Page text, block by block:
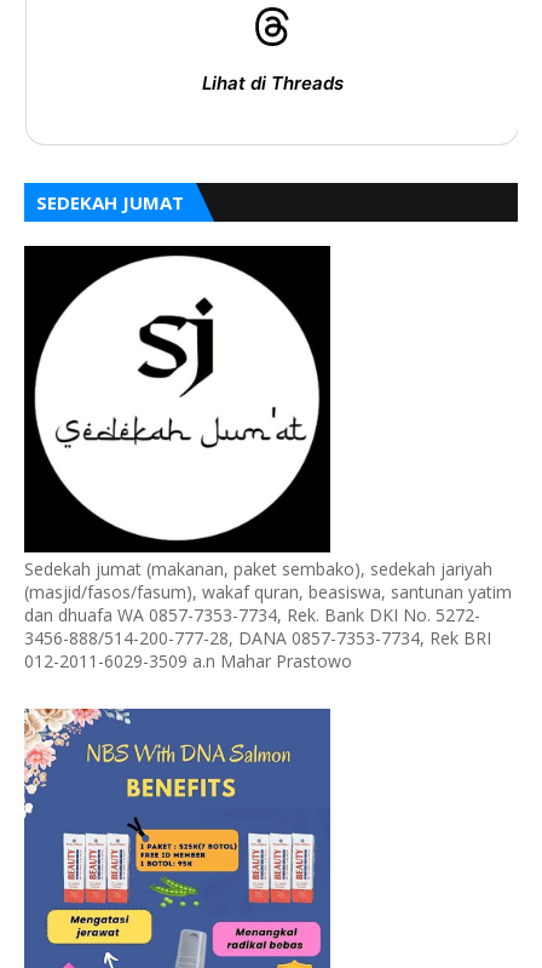
Lihat di Threads
SEDEKAH JUMAT
Sedekah jumat (makanan, paket sembako), sedekah jariyah
(masjid/fasos/fasum), wakaf quran, beasiswa, santunan yatim
dan dhuafa WA 0857-7353-7734, Rek. Bank DKI No. 5272-
3456-888/514-200-777-28, DANA 0857-7353-7734, Rek BRI
012-2011-6029-3509 a.n Mahar Prastowo